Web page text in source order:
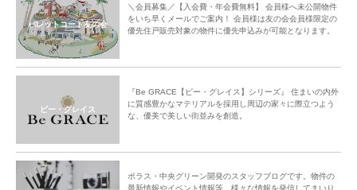
パレットコート友の会
＼会員募集／【入会費・年会費無料】 会員様へ未公開物件
をいち早くメールでご案内！ 会員様は友の会会員様限定の
優先住戸販売対象の物件に優先申込みが可能となります。
ビー・グレイス
『Be GRACE【ビー・グレイス】シリーズ』 住まいの内外
に質感豊かなマテリアルを採用し周辺の家々に際立つよう
な、優美で美しい街並みを創造。
ポラス・中央グリーン開発のスタッフブログです。物件の
最新情報やイベント情報等、様々な情報を発信してまいり